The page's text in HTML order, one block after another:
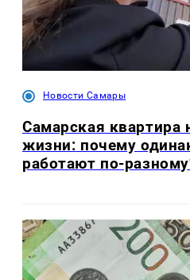
Новости Самары
Самарская квартира
жизни: почему
работают по-